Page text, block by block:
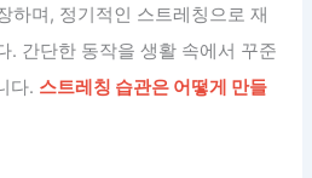
하며, 정기적인 스트레칭으로 재
. 간단한 동작을 생활 속에서 꾸준
다. 스트레칭 습관은 어떻게 만들